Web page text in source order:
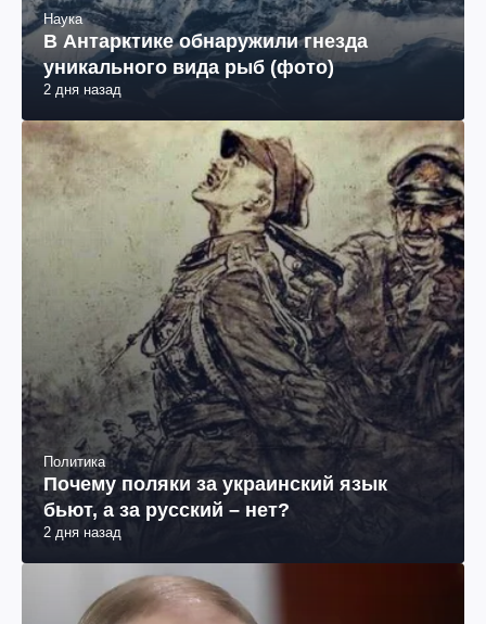
Наука
В Антарктике обнаружили гнезда
уникального вида рыб (фото)
2 дня назад
Политика
Почему поляки за украинский язык
бьют, а за русский – нет?
2 дня назад